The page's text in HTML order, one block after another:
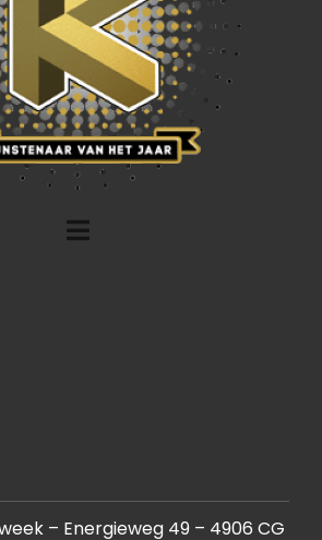
– Energieweg 49 – 4906 CG